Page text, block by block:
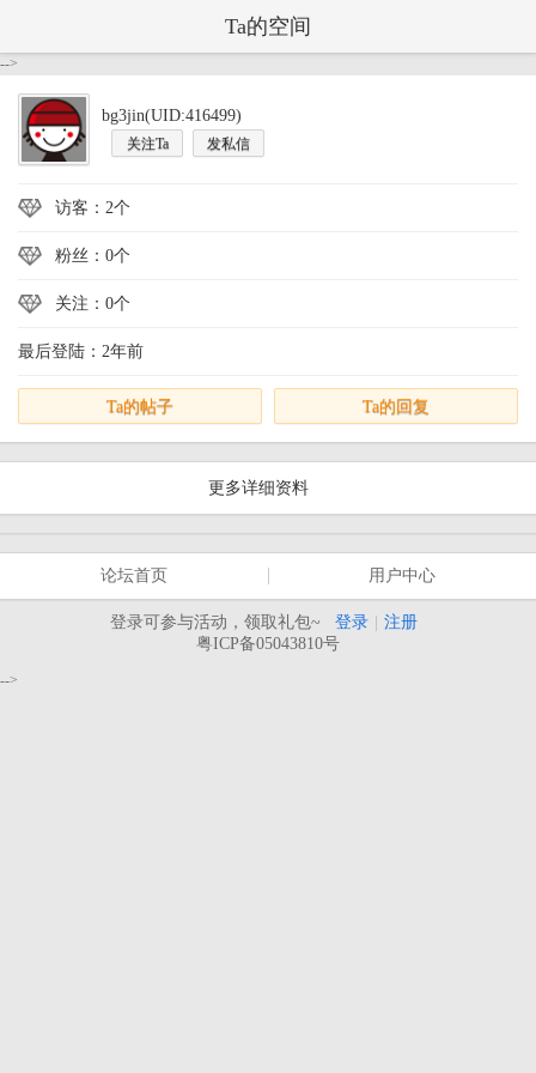
Ta的空间
-->
bg3jin(UID:416499)
关注Ta 发私信
访客：2个
粉丝：0个
关注：0个
最后登陆：2年前
Ta的帖子 Ta的回复
更多详细资料
论坛首页 用户中心
登录可参与活动，领取礼包~ 登录
注册
粤ICP备05043810号
-->